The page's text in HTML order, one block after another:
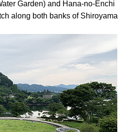
Garden) and Hana-no-Enchi
along both banks of Shiroyama